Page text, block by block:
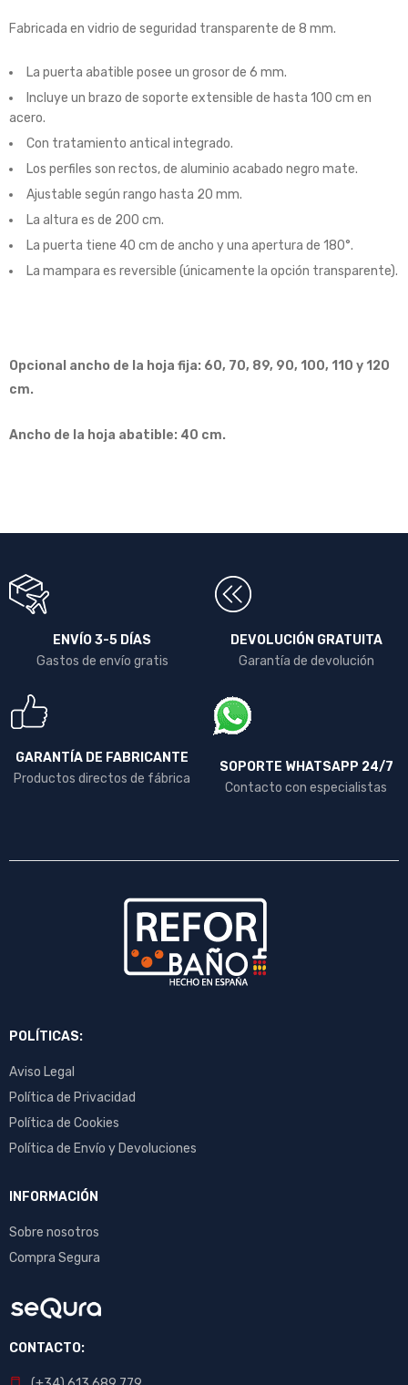
Fabricada en vidrio de seguridad transparente de 8 mm.
La puerta abatible posee un grosor de 6 mm.
Incluye un brazo de soporte extensible de hasta 100 cm en
acero.
Con tratamiento antical integrado.
Los perfiles son rectos, de aluminio acabado negro mate.
Ajustable según rango hasta 20 mm.
La altura es de 200 cm.
La puerta tiene 40 cm de ancho y una apertura de 180°.
La mampara es reversible (únicamente la opción transparente).
Opcional ancho de la hoja fija: 60, 70, 89, 90, 100, 110 y 120
cm.
Ancho de la hoja abatible: 40 cm.
ENVÍO 3-5 DÍAS
Gastos de envío gratis
DEVOLUCIÓN GRATUITA
Garantía de devolución
GARANTÍA DE FABRICANTE
Productos directos de fábrica
SOPORTE WHATSAPP 24/7
Contacto con especialistas
POLÍTICAS:
Aviso Legal
Política de Privacidad
Política de Cookies
Política de Envío y Devoluciones
INFORMACIÓN
Sobre nosotros
Compra Segura
CONTACTO: